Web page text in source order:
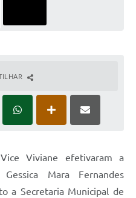
Viviane efetivaram a
Mara Fernandes
a Secretaria Municipal de